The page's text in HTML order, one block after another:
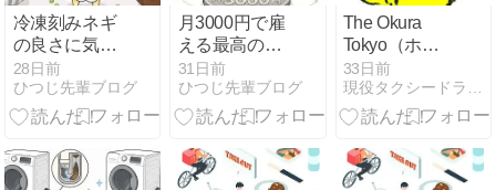
冷凍刻みネギ
の良さに気付
きました。自
分がやってる
使い方など
28日前
ひつじ先輩ブログ
月3000円で雇
える最高の人
材、Codexさ
んを雇え
31日前
ひつじ先輩ブログ
The Okura
Tokyo（ホテ
ルオークラ東
京・虎ノ門）
正面玄関・空
客待ち並び方
33日前